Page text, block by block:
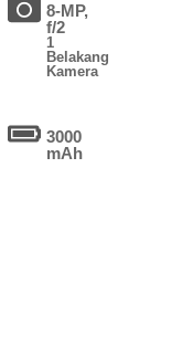
8-MP,
f/2
1
Belakang
Kamera
3000
mAh